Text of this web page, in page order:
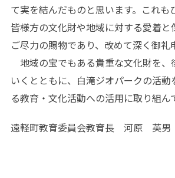
て実を結んだものと思います。これも
皆様方の文化財や地域に対する愛着と
ご尽力の賜物であり、改めて深く御礼
地域の宝でもある貴重な文化財を、
いくとともに、白滝ジオパークの活動
る教育・文化活動への活用に取り組ん
遠軽町教育委員会教育長 河原 英男